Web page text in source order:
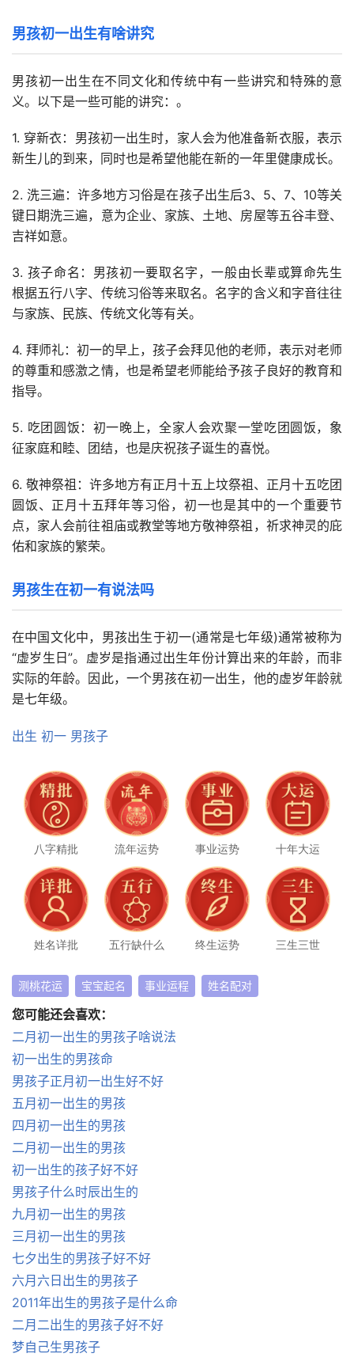
男孩初一出生有啥讲究
男孩初一出生在不同文化和传统中有一些讲究和特殊的意
义。以下是一些可能的讲究：。
1. 穿新衣：男孩初一出生时，家人会为他准备新衣服，表示
新生儿的到来，同时也是希望他能在新的一年里健康成长。
2. 洗三遍：许多地方习俗是在孩子出生后3、5、7、10等关
键日期洗三遍，意为企业、家族、土地、房屋等五谷丰登、
吉祥如意。
3. 孩子命名：男孩初一要取名字，一般由长辈或算命先生
根据五行八字、传统习俗等来取名。名字的含义和字音往往
与家族、民族、传统文化等有关。
4. 拜师礼：初一的早上，孩子会拜见他的老师，表示对老师
的尊重和感激之情，也是希望老师能给予孩子良好的教育和
指导。
5. 吃团圆饭：初一晚上，全家人会欢聚一堂吃团圆饭，象
征家庭和睦、团结，也是庆祝孩子诞生的喜悦。
6. 敬神祭祖：许多地方有正月十五上坟祭祖、正月十五吃团
圆饭、正月十五拜年等习俗，初一也是其中的一个重要节
点，家人会前往祖庙或教堂等地方敬神祭祖，祈求神灵的庇
佑和家族的繁荣。
男孩生在初一有说法吗
在中国文化中，男孩出生于初一(通常是七年级)通常被称为
“虚岁生日”。虚岁是指通过出生年份计算出来的年龄，而非
实际的年龄。因此，一个男孩在初一出生，他的虚岁年龄就
是七年级。
出生 初一 男孩子
八字精批 流年运势 事业运势 十年大运
姓名详批 五行缺什么 终生运势 三生三世
测桃花运 宝宝起名 事业运程 姓名配对
您可能还会喜欢：
二月初一出生的男孩子啥说法
初一出生的男孩命
男孩子正月初一出生好不好
五月初一出生的男孩
四月初一出生的男孩
二月初一出生的男孩
初一出生的孩子好不好
男孩子什么时辰出生的
九月初一出生的男孩
三月初一出生的男孩
七夕出生的男孩子好不好
六月六日出生的男孩子
2011年出生的男孩子是什么命
二月二出生的男孩子好不好
梦自己生男孩子